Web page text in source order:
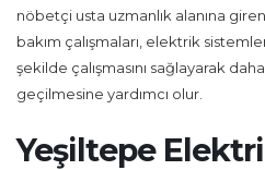
nöbetçi usta uzmanlık alanına
bakım çalışmaları, elektrik
şekilde çalışmasını sağlayarak
geçilmesine yardımcı olur.
Yeşiltepe